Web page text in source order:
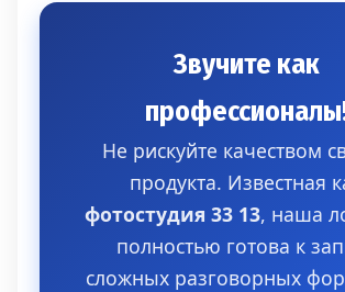
Звучите как
Не рискуйте качеством
продукта. Известная
фотостудия 33 13, наша
полностью готова к
сложных разговорных